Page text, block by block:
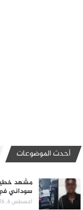
أحدث الموضوعات
مشهد
سوداني
أغسطس 6, 2026